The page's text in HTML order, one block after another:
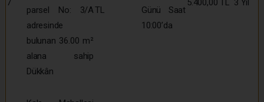
7
parsel No: 3/A
adresinde
bulunan 36.00 m²
alana sahip
Dükkân
TL
Günü Saat
10:00’da
5.400,00 TL 3 Yıl